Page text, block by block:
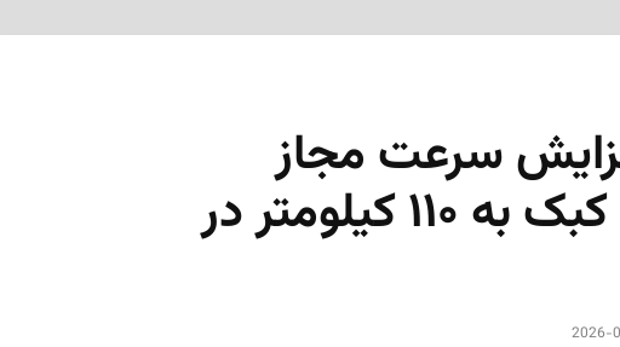
سرعت مجاز
بزرگراه‌های کبک به ۱۱۰ کیلومتر در
2026-